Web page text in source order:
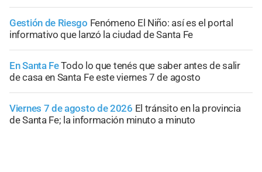
Gestión de Riesgo Fenómeno El Niño: así es el portal
informativo que lanzó la ciudad de Santa Fe
En Santa FeTodo lo que tenés que saber antes de salir
de casa en Santa Fe este viernes 7 de agosto
Viernes 7 de agosto de 2026 El tránsito en la provincia
de Santa Fe; la información minuto a minuto